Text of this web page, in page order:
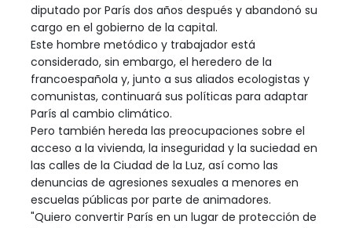
diputado por París dos años después y abandonó su
cargo en el gobierno de la capital.
Este hombre metódico y trabajador está
considerado, sin embargo, el heredero de la
francoespañola y, junto a sus aliados ecologistas y
comunistas, continuará sus políticas para adaptar
París al cambio climático.
Pero también hereda las preocupaciones sobre el
acceso a la vivienda, la inseguridad y la suciedad en
las calles de la Ciudad de la Luz, así como las
denuncias de agresiones sexuales a menores en
escuelas públicas por parte de animadores.
"Quiero convertir París en un lugar de protección de